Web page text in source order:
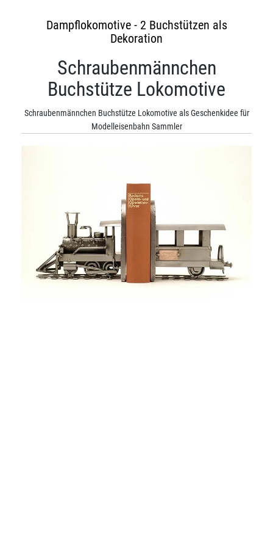
Dampflokomotive - 2 Buchstützen als
Dekoration
Schraubenmännchen
Buchstütze Lokomotive
Schraubenmännchen Buchstütze Lokomotive als Geschenkidee für
Modelleisenbahn Sammler